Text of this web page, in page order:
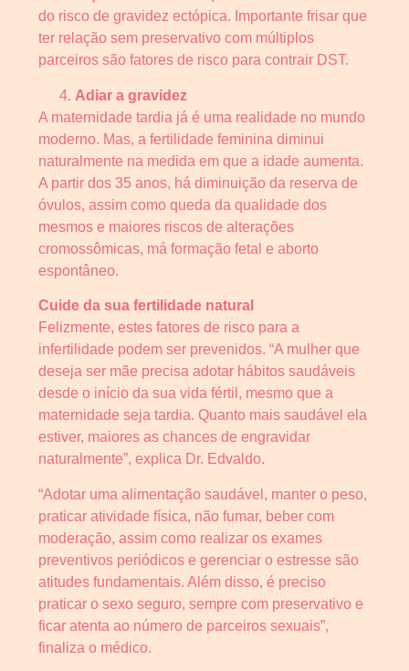
do risco de gravidez ectópica. Importante frisar que
ter relação sem preservativo com múltiplos
parceiros são fatores de risco para contrair DST.
Adiar a gravidez
A maternidade tardia já é uma realidade no mundo
moderno. Mas, a fertilidade feminina diminui
naturalmente na medida em que a idade aumenta.
A partir dos 35 anos, há diminuição da reserva de
óvulos, assim como queda da qualidade dos
mesmos e maiores riscos de alterações
cromossômicas, má formação fetal e aborto
espontâneo.
Cuide da sua fertilidade natural
Felizmente, estes fatores de risco para a
infertilidade podem ser prevenidos. “A mulher que
deseja ser mãe precisa adotar hábitos saudáveis
desde o início da sua vida fértil, mesmo que a
maternidade seja tardia. Quanto mais saudável ela
estiver, maiores as chances de engravidar
naturalmente”, explica Dr. Edvaldo.
“Adotar uma alimentação saudável, manter o peso,
praticar atividade física, não fumar, beber com
moderação, assim como realizar os exames
preventivos periódicos e gerenciar o estresse são
atitudes fundamentais. Além disso, é preciso
praticar o sexo seguro, sempre com preservativo e
ficar atenta ao número de parceiros sexuais”,
finaliza o médico.